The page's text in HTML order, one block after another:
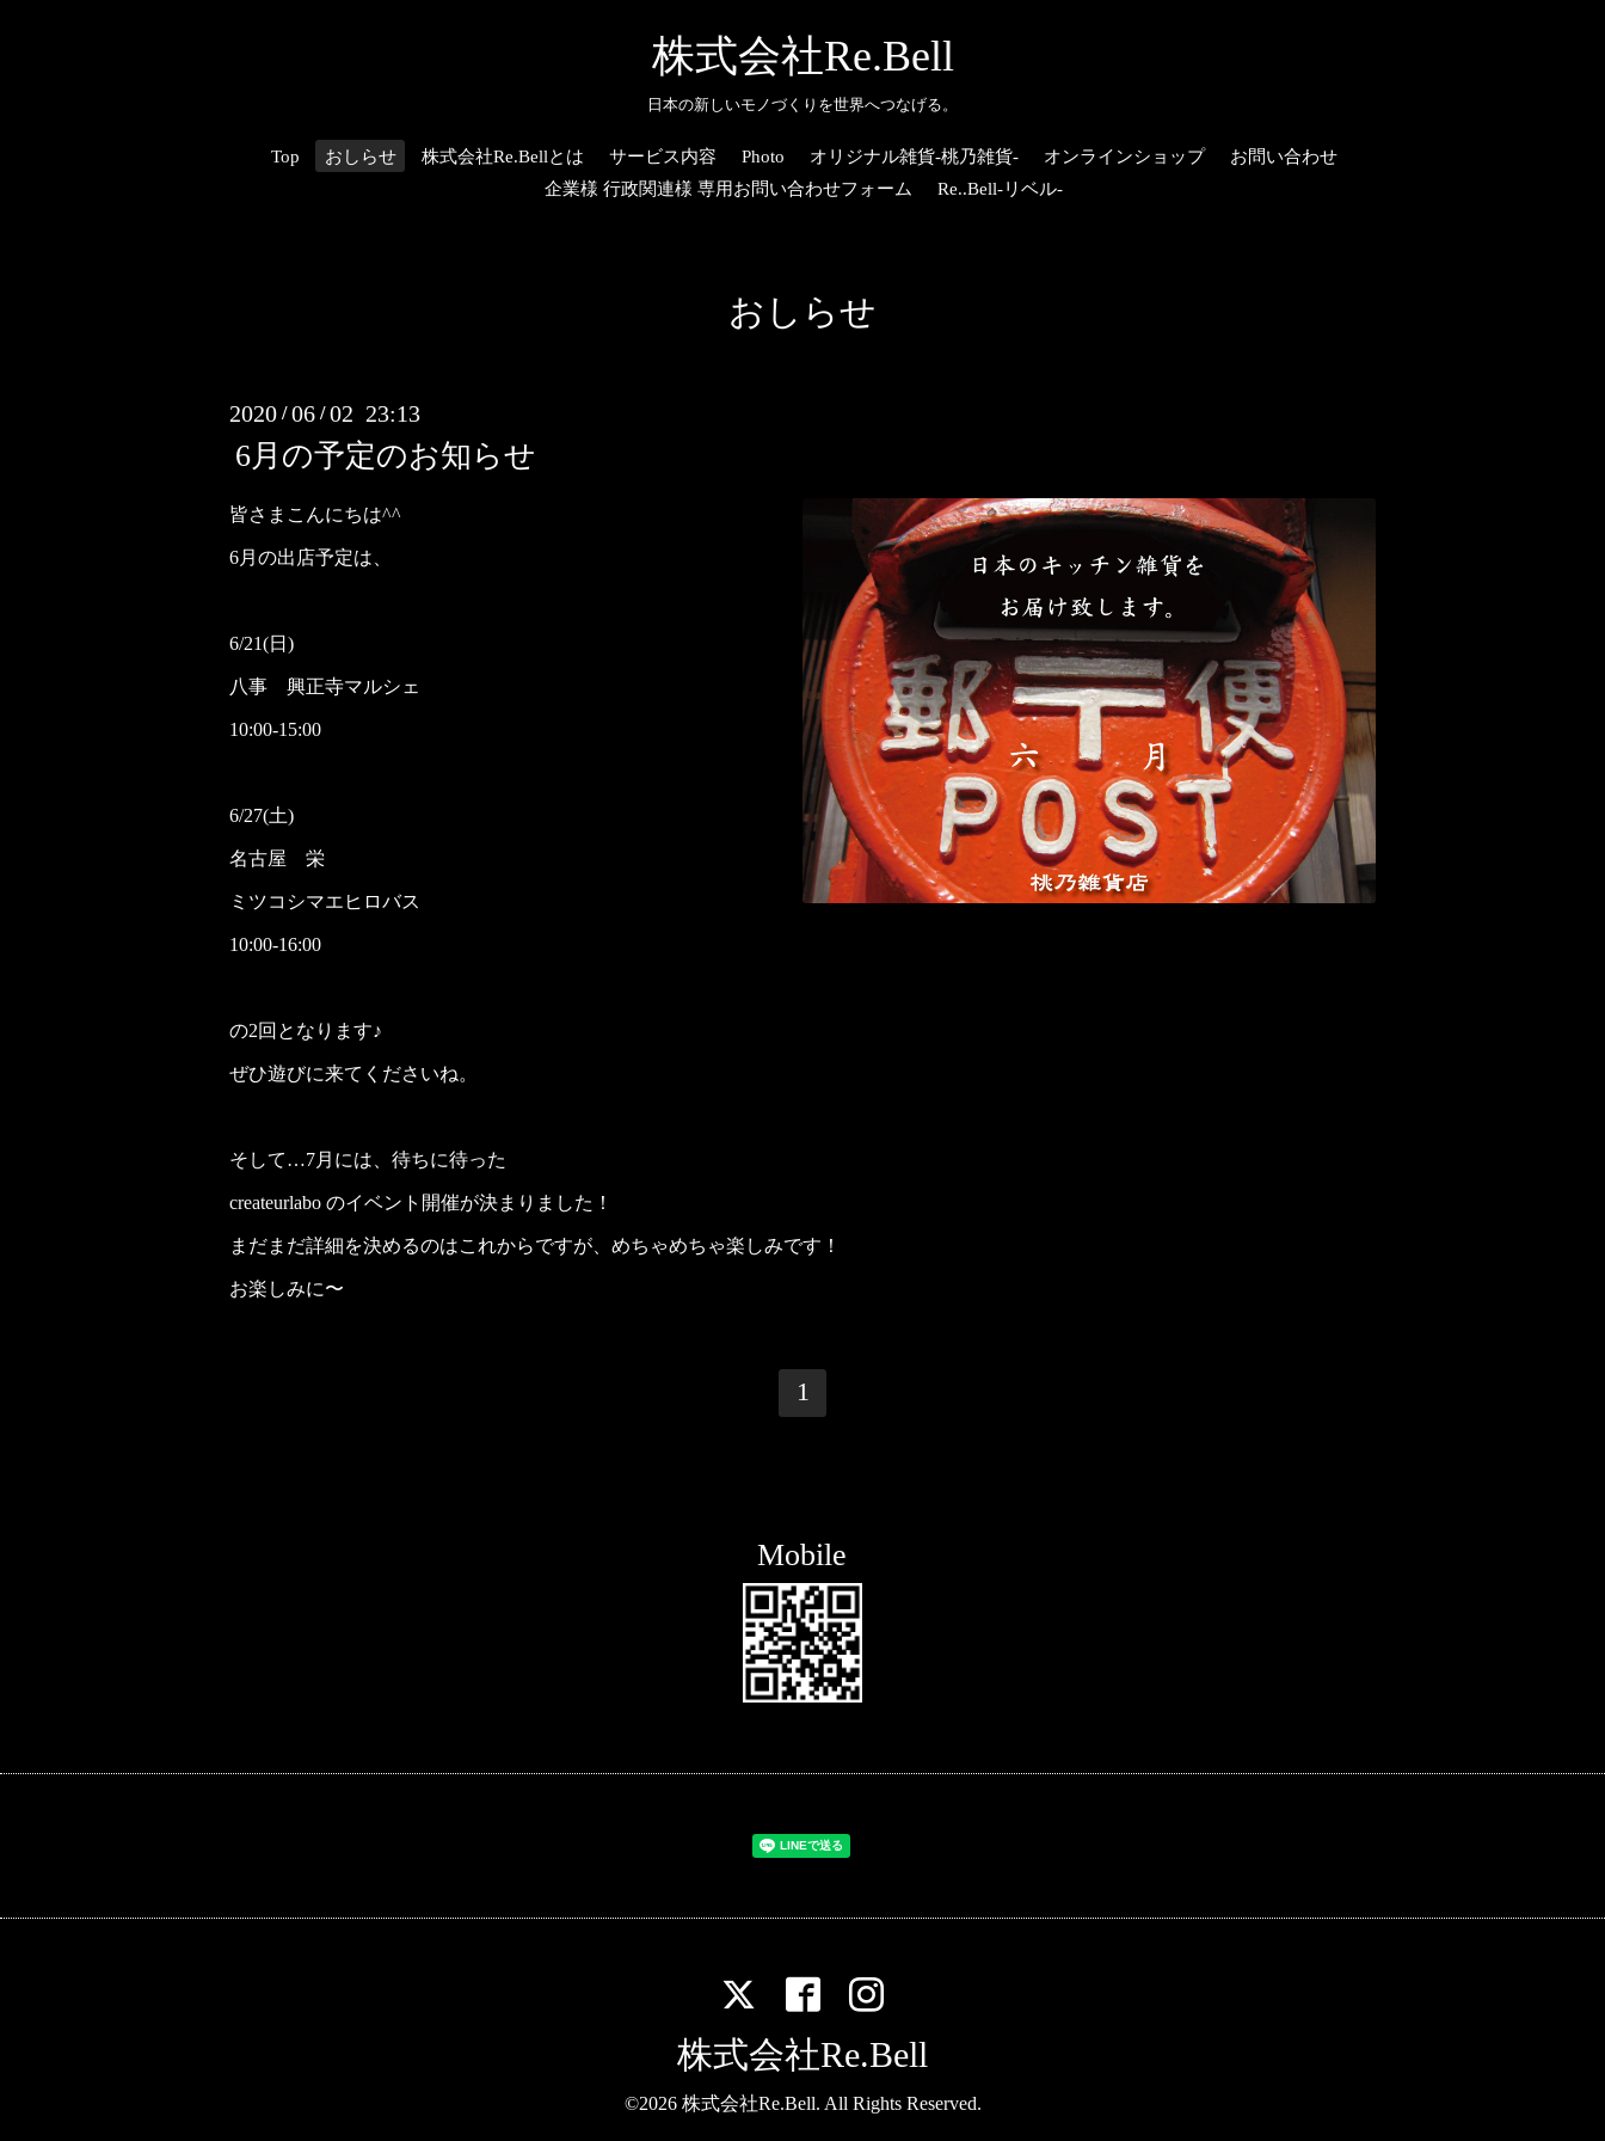
株式会社Re.Bell
日本の新しいモノづくりを世界へつなげる。
Top おしらせ 株式会社Re.Bellとは サービス内容 Photo オリジナル雑貨-桃乃雑貨- オンラインショップ
お問い合わせ
企業様 行政関連様 専用お問い合わせフォーム
Re..Bell-リベル-
おしらせ
2020 /06 /02 23:13
6月の予定のお知らせ
皆さまこんにちは^^
6月の出店予定は、
6/21(日)
八事 興正寺マルシェ
10:00-15:00
6/27(土)
名古屋 栄
ミツコシマエヒロバス
10:00-16:00
の2回となります♪
ぜひ遊びに来てくださいね。
そして…7月には、待ちに待った
createurlabo のイベント開催が決まりました！
まだまだ詳細を決めるのはこれからですが、めちゃめちゃ楽しみです！
お楽しみに〜
1
Mobile
株式会社Re.Bell
©2026 株式会社Re.Bell. All Rights Reserved.